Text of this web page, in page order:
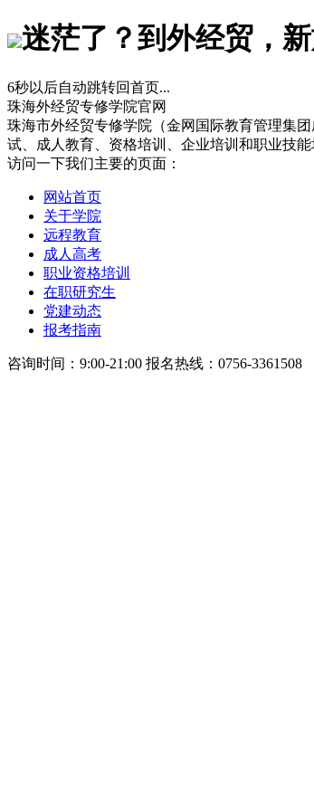
迷茫了？到外经贸，
6秒以后自动跳转回首页...
珠海外经贸专修学院官网
珠海市外经贸专修学院（金网国际教育管理集
试、成人教育、资格培训、企业培训和职业技
访问一下我们主要的页面：
网站首页
关于学院
远程教育
成人高考
职业资格培训
在职研究生
党建动态
报考指南
咨询时间：9:00-21:00 报名热线：0756-3361508